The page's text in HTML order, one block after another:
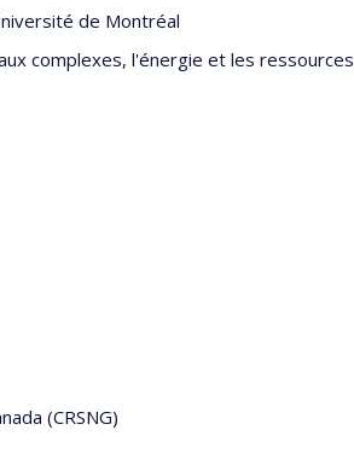
de Montréal
complexes, l'énergie et les ressources
(CRSNG)